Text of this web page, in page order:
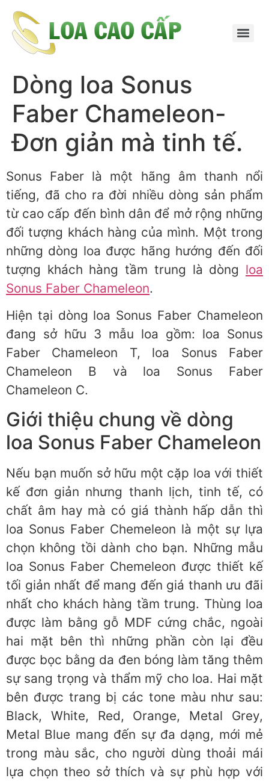
Dòng loa Sonus
Faber Chameleon-
Đơn giản mà tinh tế.
Sonus Faber là một hãng âm thanh nổi
tiếng, đã cho ra đời nhiều dòng sản phẩm
từ cao cấp đến bình dân để mở rộng những
đối tượng khách hàng của mình. Một trong
những dòng loa được hãng hướng đến đối
tượng khách hàng tầm trung là dòng loa
Sonus Faber Chameleon.
Hiện tại dòng loa Sonus Faber Chameleon
đang sở hữu 3 mẫu loa gồm: loa Sonus
Faber Chameleon T, loa Sonus Faber
Chameleon B và loa Sonus Faber
Chameleon C.
Giới thiệu chung về dòng
loa Sonus Faber Chameleon
Nếu bạn muốn sở hữu một cặp loa với thiết
kế đơn giản nhưng thanh lịch, tinh tế, có
chất âm hay mà có giá thành hấp dẫn thì
loa Sonus Faber Chemeleon là một sự lựa
chọn không tồi dành cho bạn. Những mẫu
loa Sonus Faber Chemeleon được thiết kế
tối giản nhất để mang đến giá thanh ưu đãi
nhất cho khách hàng tầm trung. Thùng loa
được làm bằng gỗ MDF cứng chắc, ngoài
hai mặt bên thì những phần còn lại đều
được bọc bằng da đen bóng làm tăng thêm
sự sang trọng và thẩm mỹ cho loa. Hai mặt
bên được trang bị các tone màu như sau:
Black, White, Red, Orange, Metal Grey,
Metal Blue mang đến sự đa dạng, mới mẻ
trong màu sắc, cho người dùng thoải mái
lựa chọn theo sở thích và sự phù hợp với